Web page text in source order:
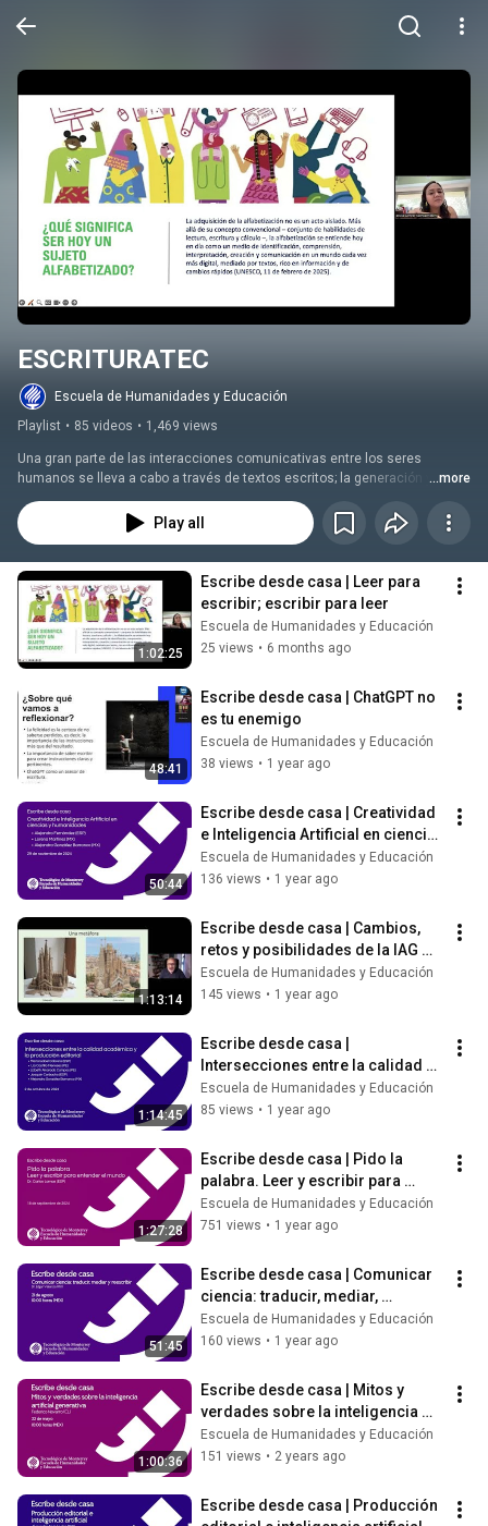
ESCRITURATEC
Escuela de Humanidades y Educación
Playlist • 85 videos • 1,469 views
Una gran parte de las interacciones comunicativas entre los seres
humanos se lleva a cabo a través de textos escritos; la generación y
transmisión del conocimiento no es la excepción. De ahí la importancia de
generar una infraestructura de servicios que facilite a la comunidad
académica el desarrollo y fortalecimiento de la competencia
mecanismos y destrezas que esta implica. Escribir es un acto social; por
esta razón es preciso fomentar en la comunidad del Tecnológico de
Monterrey una cultura que promueva la comunicación como un
mecanismo que posibilita la organización del pensamiento, la expresión
clara de las ideas, la construcción conjunta de significados, y la creación
...more
Play all
1:02:25
Escribe desde casa | Leer para
escribir; escribir para leer
Escuela de Humanidades y Educación
25 views • 6 months ago
48:41
Escribe desde casa | ChatGPT no
es tu enemigo
Escuela de Humanidades y Educación
38 views • 1 year ago
50:44
Escribe desde casa | Creatividad
e Inteligencia Artificial en ciencias
y humanidades
Escuela de Humanidades y Educación
136 views • 1 year ago
1:13:14
Escribe desde casa | Cambios,
retos y posibilidades de la IAG
para la lectura y la escritura
Escuela de Humanidades y Educación
145 views • 1 year ago
1:14:45
Escribe desde casa |
Intersecciones entre la calidad
académica y la producción
editorial
Escuela de Humanidades y Educación
85 views • 1 year ago
1:27:28
Escribe desde casa | Pido la
palabra. Leer y escribir para
entender el mundo
Escuela de Humanidades y Educación
751 views • 1 year ago
51:45
Escribe desde casa | Comunicar
ciencia: traducir, mediar,
reescribir
Escuela de Humanidades y Educación
160 views • 1 year ago
1:00:36
Escribe desde casa | Mitos y
verdades sobre la inteligencia
artificial generativa
Escuela de Humanidades y Educación
151 views • 2 years ago
Escribe desde casa | Producción